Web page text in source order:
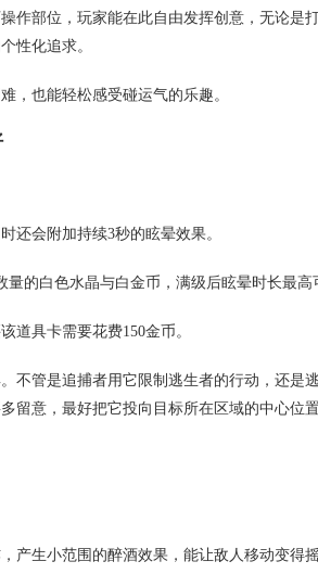
作部位，玩家能在此自由发挥创意，无论是
性化追求。
，也能轻松感受碰运气的乐趣。
还会附加持续3秒的眩晕效果。
的白色水晶与白金币，满级后眩晕时长最高
道具卡需要花费150金币。
不管是追捕者用它限制逃生者的行动，还是
留意，最好把它投向目标所在区域的中心位
产生小范围的醉酒效果，能让敌人移动变得